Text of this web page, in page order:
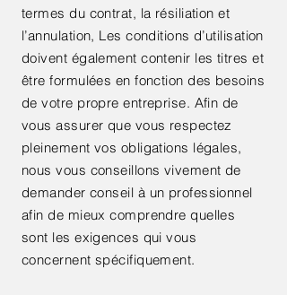
termes du contrat, la résiliation et
l’annulation, Les conditions d’utilisation
doivent également contenir les titres et
être formulées en fonction des besoins
de votre propre entreprise. Afin de
vous assurer que vous respectez
pleinement vos obligations légales,
nous vous conseillons vivement de
demander conseil à un professionnel
afin de mieux comprendre quelles
sont les exigences qui vous
concernent spécifiquement.